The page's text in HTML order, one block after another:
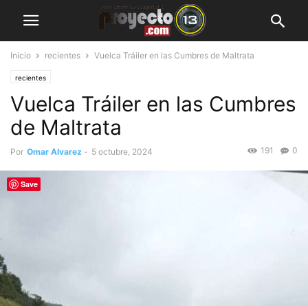
Inicio recientes Vuelca Tráiler en las Cumbres de Maltrata
recientes
Vuelca Tráiler en las Cumbres
de Maltrata
Por Omar Alvarez - 5 octubre, 2024 0
191
Save